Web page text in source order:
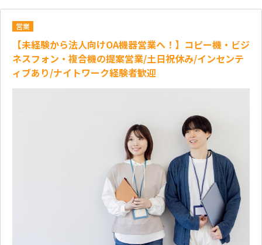
営業
【未経験から法人向けOA機器営業へ！】コピー機・ビジ
ネスフォン・複合機の提案営業/土日祝休み/インセンテ
ィブあり/ナイトワーク経験者歓迎